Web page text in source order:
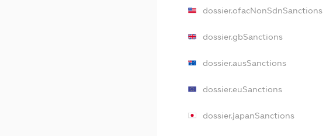
dossier.ofacNonSdnSanctions
dossier.gbSanctions
dossier.ausSanctions
dossier.euSanctions
dossier.japanSanctions